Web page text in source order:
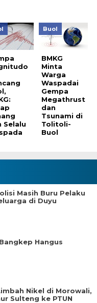
Selalu
Buol
BMKG
Minta
Warga
Waspadai
Gempa
Megathrust
dan
Tsunami di
Tolitoli-
Buol
Masih Buru Pelaku
di Duyu
Hangus
Nikel di Morowali,
Sulteng ke PTUN